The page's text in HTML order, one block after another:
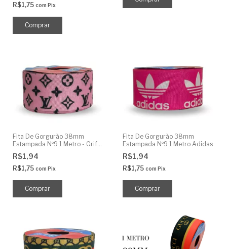
R$1,75 com Pix
Fita De Gorgurão 38mm
Estampada Nº9 1 Metro - Grife
Rosa
R$1,94
R$1,75 com Pix
Fita De Gorgurão 38mm
Estampada Nº9 1 Metro Adidas
R$1,94
R$1,75 com Pix